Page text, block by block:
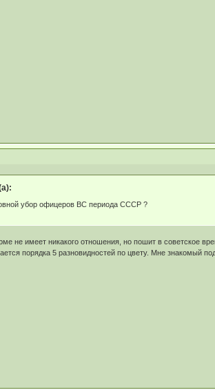
убор офицеров ВС периода СССР ?
не имеет никакого отношения, но пошит в советское
порядка 5 разновидностей по цвету. Мне знакомый